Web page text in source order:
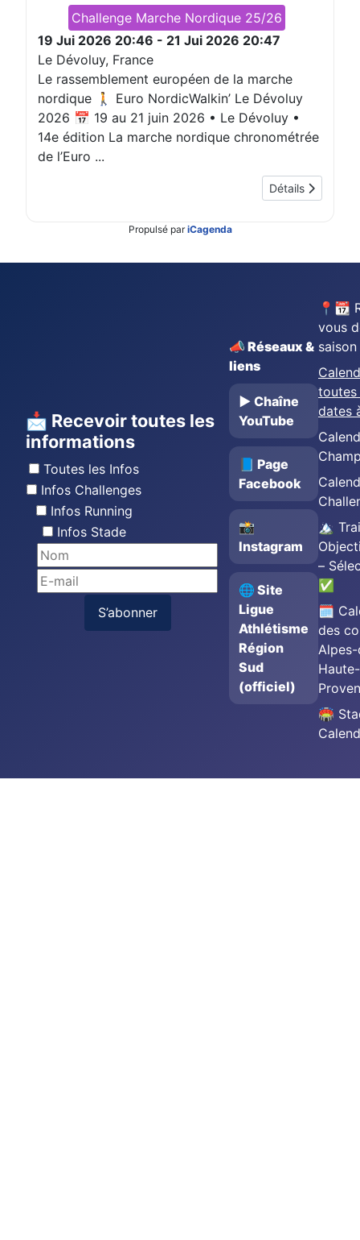
Challenge Marche Nordique 25/26
19 Jui 2026 20:46 - 21 Jui 2026 20:47
Le Dévoluy, France
Le rassemblement européen de la marche
nordique 🚶 Euro NordicWalkin’ Le Dévoluy
2026 📅 19 au 21 juin 2026 • Le Dévoluy •
14e édition La marche nordique chronométrée
de l’Euro ...
Détails
Propulsé pariCagenda
📩 Recevoir toutes les
informations
Toutes les Infos
Infos Challenges
Infos Running
Infos Stade
S’abonner
📣 Réseaux &
liens
▶️ Chaîne
YouTube
📘 Page
Facebook
📸
Instagram
🌐 Site
Ligue
Athlétisme
Région
Sud
(officiel)
📍📆
vous
saison
toutes
dates
🏔️
–
✅
🗓️
des
Haute-
🏟️